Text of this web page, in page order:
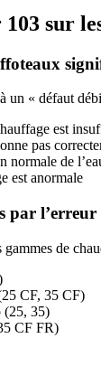
sur
un « défaut
est
pas
normale de
est anormale
par l’erreur
de
CF, 35 CF)
(25, 35)
CF FR)